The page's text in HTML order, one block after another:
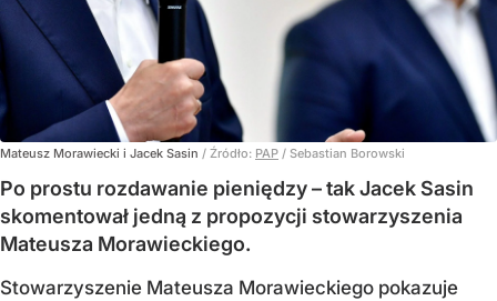
Mateusz Morawiecki i Jacek Sasin / Źródło: PAP / Sebastian Borowski
Po prostu rozdawanie pieniędzy – tak Jacek Sasin
skomentował jedną z propozycji stowarzyszenia
Mateusza Morawieckiego.
Stowarzyszenie Mateusza Morawieckiego pokazuje